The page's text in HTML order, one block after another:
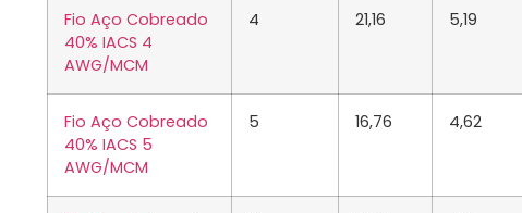
Fio Aço Cobreado
40% IACS 4
AWG/MCM
4 21,16 5,19
Fio Aço Cobreado
40% IACS 5
AWG/MCM
5 16,76 4,62